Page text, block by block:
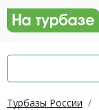
Турбазы России